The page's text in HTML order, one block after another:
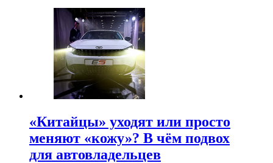
«Китайцы» уходят или просто
меняют «кожу»? В чём подвох
для автовладельцев